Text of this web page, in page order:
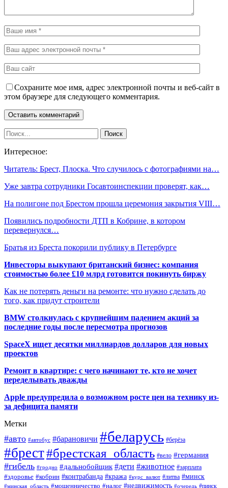
Сохраните мое имя, адрес электронной почты и веб-сайт в
этом браузере для следующего комментария.
Интересное:
Читатель: Брест, Плоска. Что случилось с фотографиями на…
Уже завтра сотрудники Госавтоинспекции проверят, как…
На полигоне под Брестом прошла церемония закрытия VIII…
Появились подробности ДТП в Кобрине, в котором
перевернулся…
Братья из Бреста покорили публику в Петербурге
Инвесторы выкупают британский бизнес: компания
стоимостью более £10 млрд готовится покинуть биржу
Как не потерять деньги на ремонте: что нужно сделать до
того, как придут строители
BMW столкнулась с крупнейшим падением акций за
последние годы после пересмотра прогнозов
SpaceX ищет десятки миллиардов долларов для новых
проектов
Ремонт в квартире: с чего начинают те, кто не хочет
переделывать дважды
Apple предупредила о возможном росте цен на технику из-
за дефицита памяти
Метки
#авто #автобус #барановичи #беларусь #берёза
#брест#брестская_область #вело #германия
#гибель #гродно #дальнобойщик #дети #животное #зарплата
#здоровье #кобрин #контрабанда #кража #курс_валют #литва #минск
#минская_область #мошенничество #налог #недвижимость #очередь #пинск